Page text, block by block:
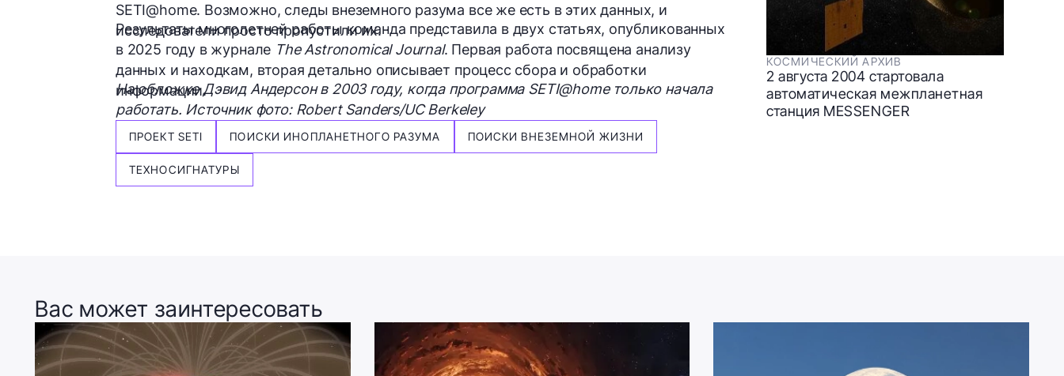
SETI@home. Возможно, следы внеземного разума все же есть в этих данных, и
исследователи просто пропустили их.
Результаты многолетней работы команда представила в двух статьях, опубликованных
в 2025 году в журнале The Astronomical Journal. Первая работа посвящена анализу
данных и находкам, вторая детально описывает процесс сбора и обработки
информации.
На обложке Дэвид Андерсон в 2003 году, когда программа SETI@home только начала
работать. Источник фото: Robert Sanders/UC Berkeley
ПРОЕКТ SETI ПОИСКИ ИНОПЛАНЕТНОГО РАЗУМА ПОИСКИ ВНЕЗЕМНОЙ ЖИЗНИ
ТЕХНОСИГНАТУРЫ
КОСМИЧЕСКИЙ АРХИВ
2 августа 2004 стартовала
автоматическая межпланетная
станция MESSENGER
Вас может заинтересовать